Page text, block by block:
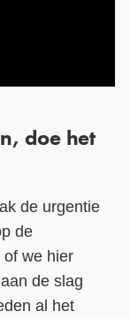
doe het
de urgentie
de
of we hier
de slag
al het